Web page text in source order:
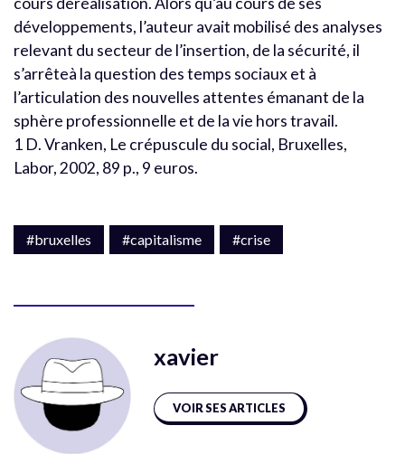
développements, l’auteur avait mobilisé des analyses
relevant du secteur de l’insertion, de la sécurité, il
s’arrêteà la question des temps sociaux et à
l’articulation des nouvelles attentes émanant de la
sphère professionnelle et de la vie hors travail.
1 D. Vranken, Le crépuscule du social, Bruxelles,
Labor, 2002, 89 p., 9 euros.
#bruxelles #capitalisme #crise
xavier
VOIR SES ARTICLES